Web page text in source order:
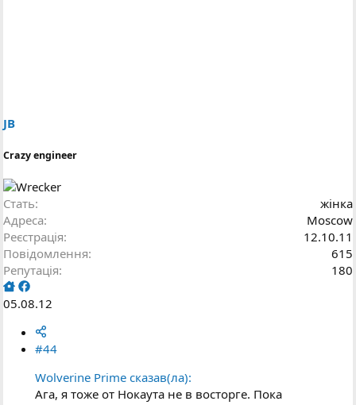
JB
Crazy engineer
Стать
жінка
Адреса
Moscow
Реєстрація
12.10.11
Повідомлення
615
Репутація
180
05.08.12
#44
Wolverine Prime сказав(ла):
Ага, я тоже от Нокаута не в восторге. Пока